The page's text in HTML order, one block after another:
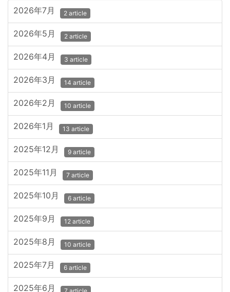
2026年7月 2 article
2026年5月 2 article
2026年4月 3 article
2026年3月 14 article
2026年2月 10 article
2026年1月 13 article
2025年12月 9 article
2025年11月 7 article
2025年10月 6 article
2025年9月 12 article
2025年8月 10 article
2025年7月 6 article
2025年6月